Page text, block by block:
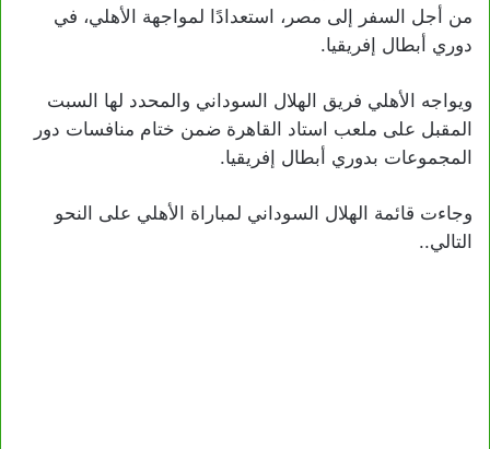
من أجل السفر إلى مصر، استعدادًا لمواجهة الأهلي، في
دوري أبطال إفريقيا.
ويواجه الأهلي فريق الهلال السوداني والمحدد لها السبت
المقبل على ملعب استاد القاهرة ضمن ختام منافسات دور
المجموعات بدوري أبطال إفريقيا.
وجاءت قائمة الهلال السوداني لمباراة الأهلي على النحو
التالي..